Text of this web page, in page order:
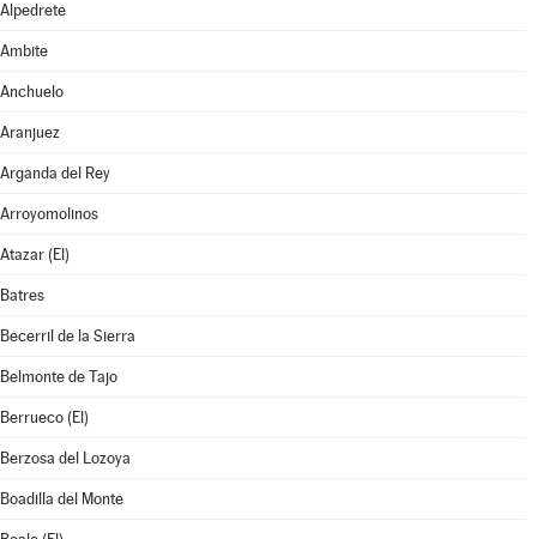
Alpedrete
Ambite
Anchuelo
Aranjuez
Arganda del Rey
Arroyomolinos
Atazar (El)
Batres
Becerril de la Sierra
Belmonte de Tajo
Berrueco (El)
Berzosa del Lozoya
Boadilla del Monte